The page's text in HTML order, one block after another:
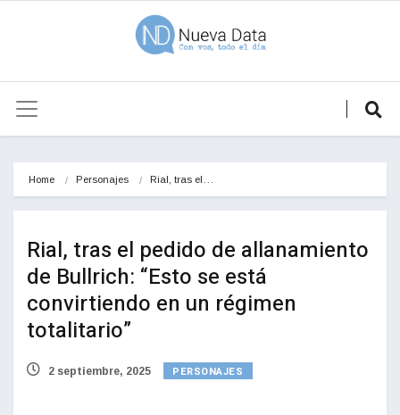
Home Personajes Rial, tras el…
Rial, tras el pedido de allanamiento
de Bullrich: “Esto se está
convirtiendo en un régimen
totalitario”
2 septiembre, 2025 PERSONAJES